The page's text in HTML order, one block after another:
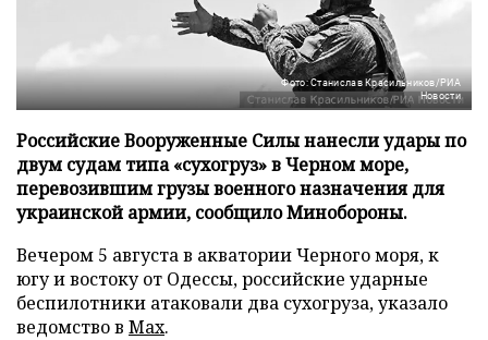
Фото: Станислав Красильников/РИА
Новости
Российские Вооруженные Силы нанесли удары по
двум судам типа «сухогруз» в Черном море,
перевозившим грузы военного назначения для
украинской армии, сообщило Минобороны.
Вечером 5 августа в акватории Черного моря, к
югу и востоку от Одессы, российские ударные
беспилотники атаковали два сухогруза, указало
ведомство в Max.